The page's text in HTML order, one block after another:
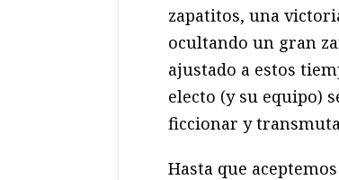
zapatitos, una
ocultando un gran
ajustado a estos
electo (y su equipo)
ficcionar y
Hasta que